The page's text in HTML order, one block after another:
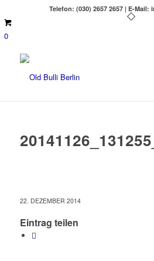
Telefon: (030) 2657 2657 | E-
0
22. DEZEMBER 2014
Eintrag teilen